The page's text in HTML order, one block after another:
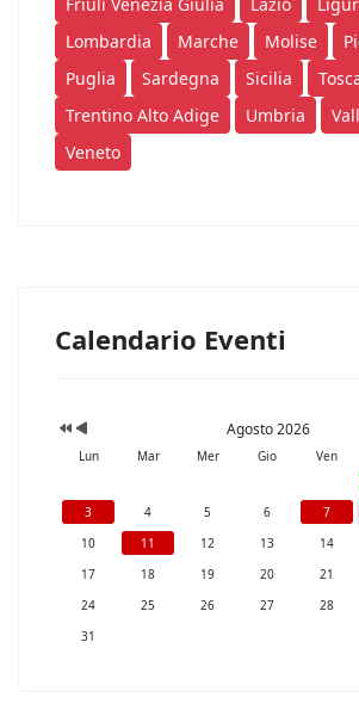
Friuli Venezia Giulia
Lazio
Lombardia
Marche Molise
Puglia
Sardegna Sicilia
Trentino Alto Adige
Umbria
Veneto
Calendario Eventi
Agosto 2026
Lun Mar Mer Gio Ven
3
4 5 6 7
10
11 12 13 14
17
18 19 20 21
24
25 26 27 28
31